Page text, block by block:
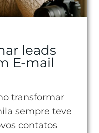
leads
E-mail
transformar
sempre teve
contatos